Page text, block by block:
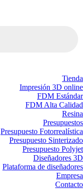
Tienda
Impresión 3D online
FDM Estándar
FDM Alta Calidad
Resina
Presupuestos
Presupuesto Fotorrealística
Presupuesto Sinterizado
Presupuesto Polyjet
Diseñadores 3D
Plataforma de diseñadores
Empresa
Contacto